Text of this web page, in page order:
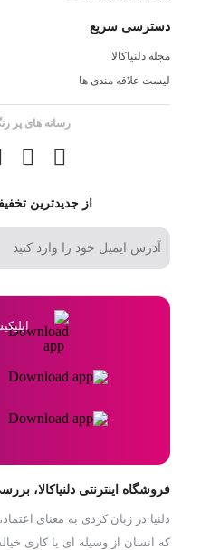
دسترسی سریع
مجله دلنیاکالا
لیست علاقه مندی ها
رسانه های پر
از جدیدترین
فروشگاه اینترنتی دلنیاکالا،
دلنیا در زبان کردی به معنای
که انسان از وسیله ای یا کاری